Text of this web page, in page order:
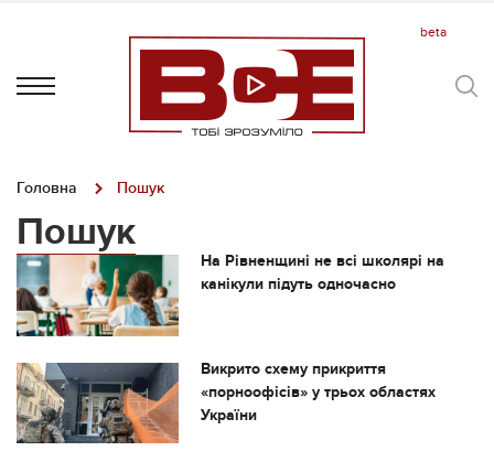
Головна Пошук
Пошук
На Рівненщині не всі школярі на
канікули підуть одночасно
Викрито схему прикриття
«порноофісів» у трьох областях
України